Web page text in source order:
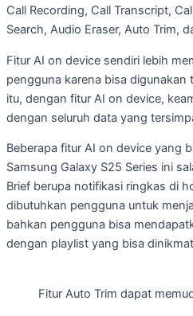
Call Recording, Call Transcript,
Search, Audio Eraser, Auto Trim,
Fitur AI on device sendiri lebih
pengguna karena bisa digunakan
itu, dengan fitur AI on device,
dengan seluruh data yang
Beberapa fitur AI on device yang
Samsung Galaxy S25 Series ini
Brief berupa notifikasi ringkas di
dibutuhkan pengguna untuk
bahkan pengguna bisa
dengan playlist yang bisa
Fitur Auto Trim dapat